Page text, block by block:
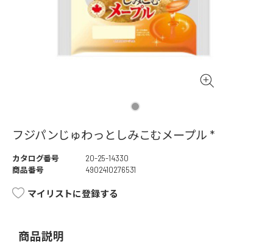
フジパンじゅわっとしみこむメープル *
カタログ番号
20-25-14330
商品番号
4902410276531
マイリストに登録する
商品説明